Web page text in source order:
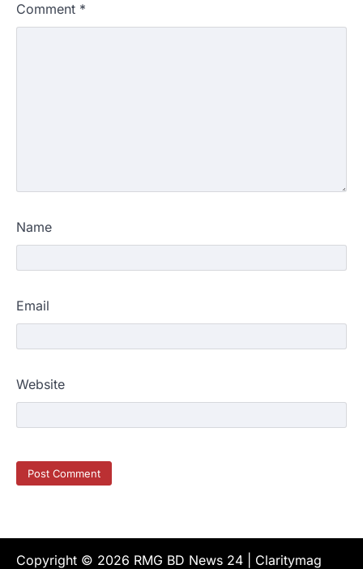
Comment *
Name
Email
Website
Copyright © 2026 RMG BD News 24 | Claritymag